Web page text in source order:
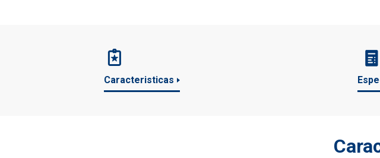
Caracteristicas